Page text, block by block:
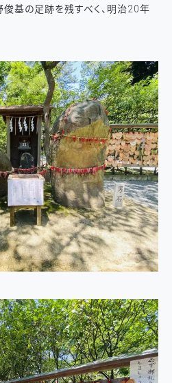
基の足跡を残すべく、明治20年